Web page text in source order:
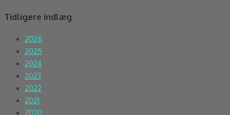
Tidligere indlæg
2026
2025
2024
2023
2022
2021
2020